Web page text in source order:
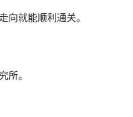
向就能顺利通关。
所。